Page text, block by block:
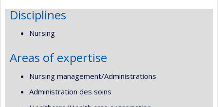
Disciplines
Nursing
Areas of expertise
Nursing management/Administrations
Administration des soins